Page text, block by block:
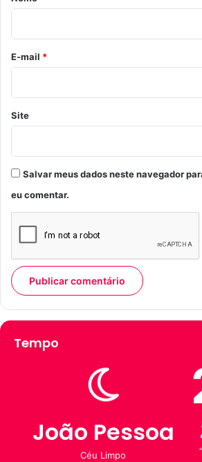
o
*
E-mail *
Site
Salvar meus dados neste navegador
eu comentar.
Tempo
João Pessoa
Céu Limpo